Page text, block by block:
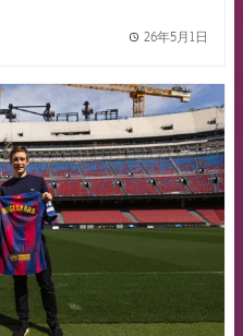
26年5月1日
FCB Barcelona badge